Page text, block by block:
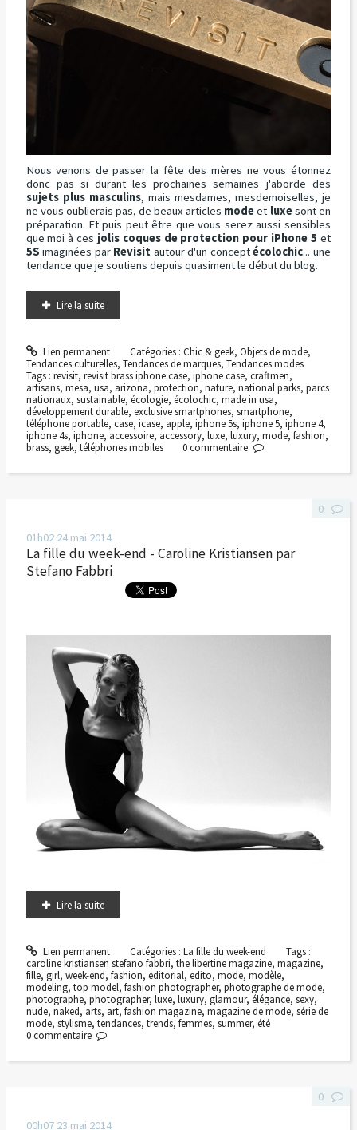
Nous venons de passer la fête des mères ne vous étonnez
donc pas si durant les prochaines semaines j'aborde des
sujets plus masculins, mais mesdames, mesdemoiselles, je
ne vous oublierais pas, de beaux articles modeet luxesont en
préparation. Et puis peut être que vous serez aussi sensibles
que moi à ces jolis coques de protection pour iPhone 5 et
5S imaginées par Revisit autour d'un conceptécolochic... une
tendance que je soutiens depuis quasiment le début du blog.
Lire la suite
Lien permanent Catégories : Chic & geek, Objets de mode,
Tendances culturelles, Tendances de marques, Tendances modes
Tags : revisit, revisit brass iphone case, iphone case, craftmen,
artisans, mesa, usa, arizona, protection, nature, national parks, parcs
nationaux, sustainable, écologie, écolochic, made in usa,
développement durable, exclusive smartphones, smartphone,
téléphone portable, case, icase, apple, iphone 5s, iphone 5, iphone 4,
iphone 4s, iphone, accessoire, accessory, luxe, luxury, mode, fashion,
brass, geek, téléphones mobiles 0commentaire
01h02 24 mai 2014
La fille du week-end - Caroline Kristiansen par
Stefano Fabbri
Lire la suite
Lien permanent Catégories : La fille du week-end
Tags :
caroline kristiansen stefano fabbri, the libertine magazine, magazine,
fille, girl, week-end, fashion, editorial, edito, mode, modèle,
modeling, top model, fashion photographer, photographe de mode,
photographe, photographer, luxe, luxury, glamour, élégance, sexy,
nude, naked, arts, art, fashion magazine, magazine de mode, série de
mode, stylisme, tendances, trends, femmes, summer, été
0
0 commentaire
00h07 23 mai 2014
0